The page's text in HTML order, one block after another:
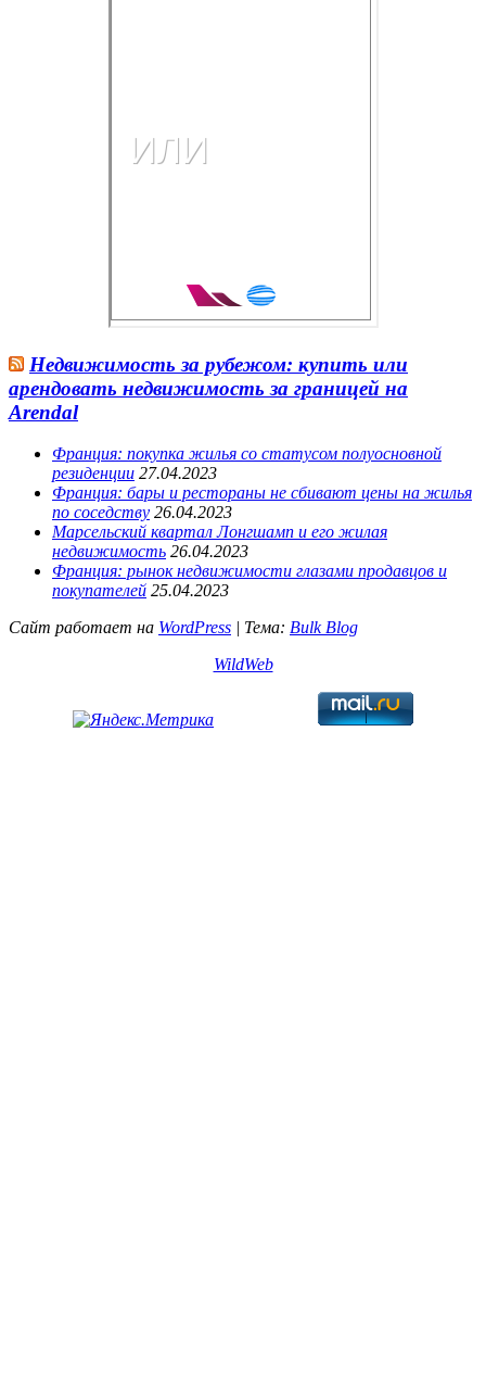
Недвижимость за рубежом: купить или
арендовать недвижимость за границей на
Arendal
Франция: покупка жилья со статусом полуосновной
резиденции 27.04.2023
Франция: бары и рестораны не сбивают цены на жилья
по соседству 26.04.2023
Марсельский квартал Лонгшамп и его жилая
недвижимость 26.04.2023
Франция: рынок недвижимости глазами продавцов и
покупателей 25.04.2023
Сайт работает на WordPress | Тема: Bulk Blog
WildWeb